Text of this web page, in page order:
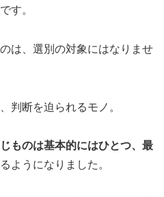
す。
は、選別の対象にはなりませ
判断を迫られるモノ。
ものは基本的にはひとつ、最
ようになりました。